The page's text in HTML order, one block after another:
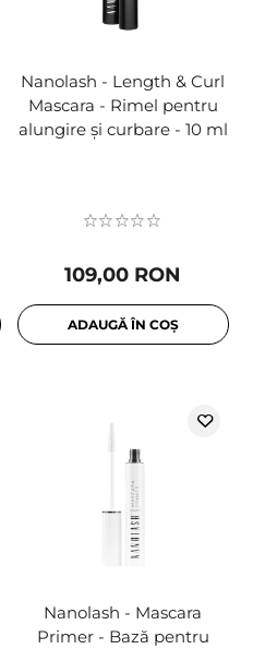
Nanolash - Length & Curl
Mascara - Rimel pentru
alungire și curbare - 10 ml
109,00 RON
ADAUGĂ ÎN COȘ
Nanolash - Mascara
Primer - Bază pentru